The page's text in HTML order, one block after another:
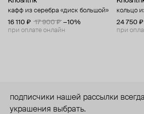
кафф из серебра «диск большой»
16 110 ₽
17 900 ₽ −10%
при оплате онлайн
кольцо
24 750 ₽
при
подписчики нашей рассылки
украшения выбрать.